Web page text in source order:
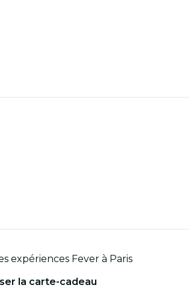
expériences Fever à Paris
la carte-cadeau